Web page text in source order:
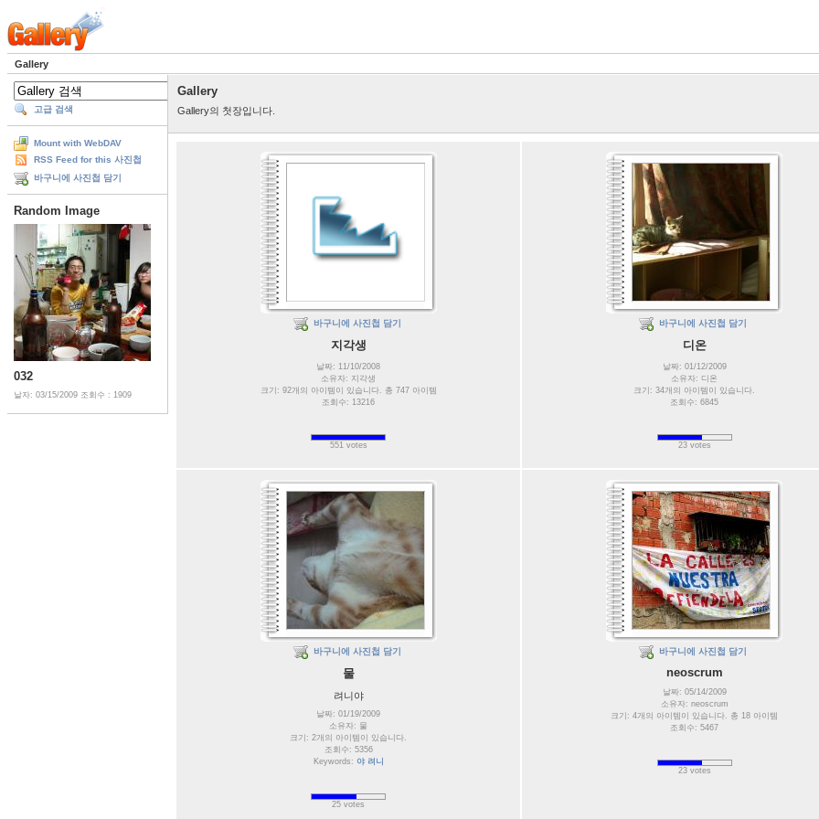
Gallery
고급 검색
Mount with WebDAV
RSS Feed for this 사진첩
바구니에 사진첩 담기
Random Image
032
날자: 03/15/2009 조회수 : 1909
Gallery
Gallery의 첫장입니다.
바구니에 사진첩 담기
지각생
날짜: 11/10/2008
소유자: 지각생
크기: 92개의 아이템이 있습니다. 총 747 아이템
조회수: 13216
551 votes
바구니에 사진첩 담기
디온
날짜: 01/12/2009
소유자: 디온
크기: 34개의 아이템이 있습니다.
조회수: 6845
23 votes
바구니에 사진첩 담기
물
려니야
날짜: 01/19/2009
소유자: 물
크기: 2개의 아이템이 있습니다.
조회수: 5356
Keywords: 야 려니
25 votes
바구니에 사진첩 담기
neoscrum
날짜: 05/14/2009
소유자: neoscrum
크기: 4개의 아이템이 있습니다. 총 18 아이템
조회수: 5467
23 votes